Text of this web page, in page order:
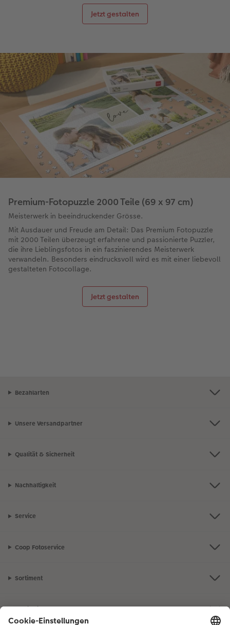
Jetzt gestalten
Premium-Fotopuzzle 2000 Teile (69 x 97 cm)
Meisterwerk in beeindruckender Grösse.
Mit Ausdauer und Freude am Detail: Das Premium Fotopuzzle
mit 2000 Teilen überzeugt erfahrene und passionierte Puzzler,
die ihre Lieblingsfotos in ein faszinierendes Meisterwerk
verwandeln. Besonders eindrucksvoll wird es mit einer liebevoll
gestalteten Fotocollage.
Jetzt gestalten
Bezahlarten
Unsere Versandpartner
Qualität & Sicherheit
Nachhaltigkeit
Service
Coop Fotoservice
Sortiment
Inspiration